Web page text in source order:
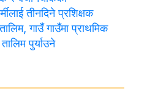
तीनदिने प्रशिक्षक
गाउँ गाउँमा प्राथमिक
पुर्याउने